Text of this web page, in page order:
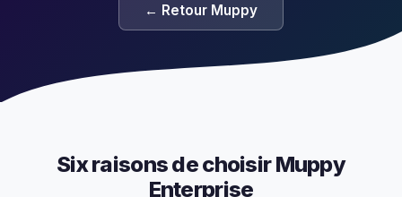
← Retour Muppy
Six raisons de choisir Muppy
Enterprise